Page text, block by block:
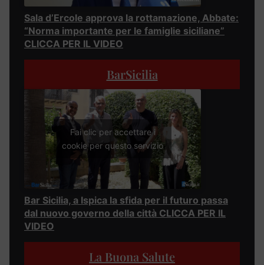
Sala d’Ercole approva la rottamazione, Abbate:
“Norma importante per le famiglie siciliane”
CLICCA PER IL VIDEO
BarSicilia
Fai clic per accettare i
cookie per questo servizio
Bar Sicilia, a Ispica la sfida per il futuro passa
dal nuovo governo della città CLICCA PER IL
VIDEO
La Buona Salute